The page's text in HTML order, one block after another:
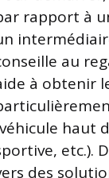
rapport à
au
à obtenir
haut
etc.).
des